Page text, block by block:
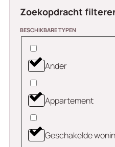
Zoekopdracht
BESCHIKBARE TYPEN
Ander
Appartement
Geschakelde